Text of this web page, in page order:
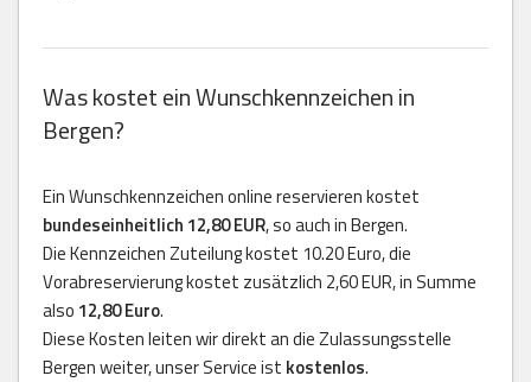
Was kostet ein Wunschkennzeichen in
Bergen?
Ein Wunschkennzeichen online reservieren kostet
bundeseinheitlich 12,80 EUR, so auch in Bergen.
Die Kennzeichen Zuteilung kostet 10.20 Euro, die
Vorabreservierung kostet zusätzlich 2,60 EUR, in Summe
also 12,80 Euro.
Diese Kosten leiten wir direkt an die Zulassungsstelle
Bergen weiter, unser Service ist kostenlos.